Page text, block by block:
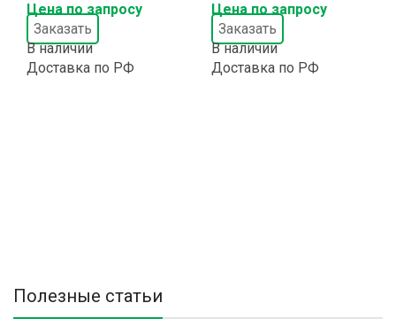
Цена по запросу
Заказать
В наличии
Доставка по РФ
Цена по запросу
Заказать
В наличии
Доставка по РФ
Полезные статьи